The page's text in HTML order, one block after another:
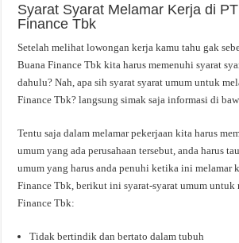
Syarat Syarat Melamar Kerja di
Finance Tbk
Setelah melihat lowongan kerja kamu tahu gak
Buana Finance Tbk kita harus memenuhi syarat
dahulu? Nah, apa sih syarat syarat umum untuk
Finance Tbk? langsung simak saja informasi di
Tentu saja dalam melamar pekerjaan kita harus
umum yang ada perusahaan tersebut, anda harus
umum yang harus anda penuhi ketika ini melamar
Finance Tbk, berikut ini syarat-syarat umum untuk
Finance Tbk:
Tidak bertindik dan bertato dalam tubuh